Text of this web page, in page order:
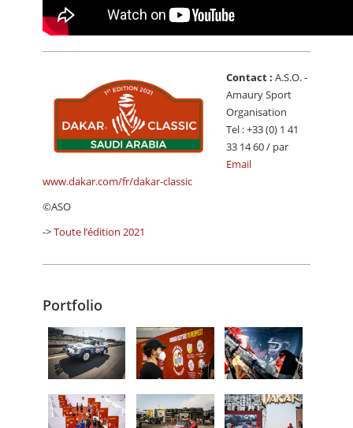
Contact : A.S.O. -
Amaury Sport
Organisation
Tel : +33 (0) 1 41
33 14 60 / par
Email
www.dakar.com/fr/dakar-classic
©ASO
->Toute l’édition 2021
Portfolio